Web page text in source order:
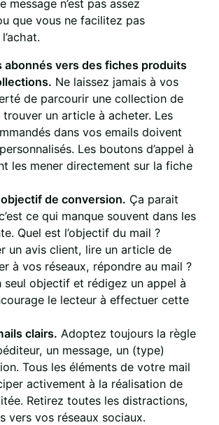
message n’est pas assez
que vous ne facilitez pas
abonnés vers des fiches produits
Ne laissez jamais à vos
de parcourir une collection de
un article à acheter. Les
dans vos emails doivent
Les boutons d’appel à
les mener directement sur la fiche
de conversion. Ça parait
ce qui manque souvent dans les
Quel est l’objectif du mail ?
un avis client, lire un article de
à vos réseaux, répondre au mail ?
seul objectif et rédigez un appel à
le lecteur à effectuer cette
clairs. Adoptez toujours la règle
un message, un (type)
Tous les éléments de votre mail
activement à la réalisation de
Retirez toutes les distractions,
vers vos réseaux sociaux.